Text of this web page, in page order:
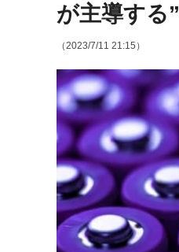
が主導する”
（2023/7/11 21:15）